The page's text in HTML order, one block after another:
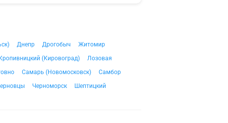
Днепр Дрогобыч
Житомир
Кропивницкий (Кировоград)
Лозовая
Самарь (Новомосковск)
Самбор
Черноморск Шептицкий